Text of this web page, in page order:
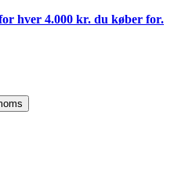
hver 4.000 kr. du køber for.